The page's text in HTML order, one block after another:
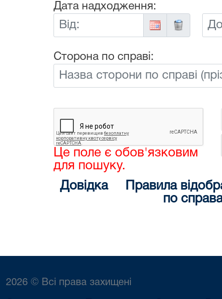
Дата надходження:
Від:
До:
Сторона по справі:
Це поле є обов'язковим
для пошуку.
Довідка
Правила
по
2026 © Всі права захищені